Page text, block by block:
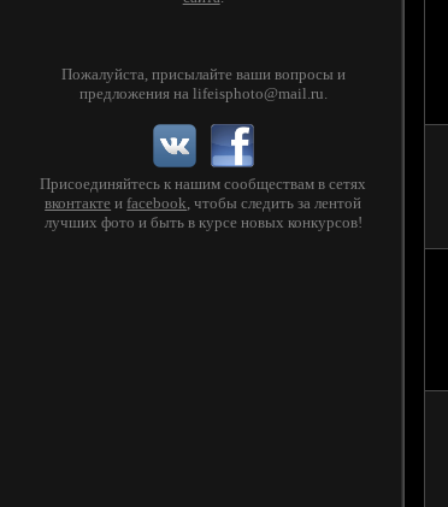
Пожалуйста, присылайте ваши вопросы и
предложения на lifeisphoto@mail.ru.
Присоединяйтесь к нашим сообществам в сетях
вконтакте иfacebook, чтобы следить за лентой
лучших фото и быть в курсе новых конкурсов!